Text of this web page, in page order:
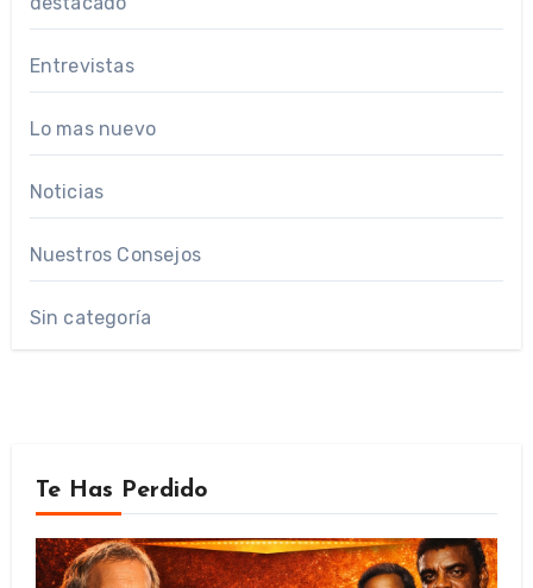
Entrevistas
Lo mas nuevo
Noticias
Nuestros Consejos
Sin categoría
Te Has Perdido